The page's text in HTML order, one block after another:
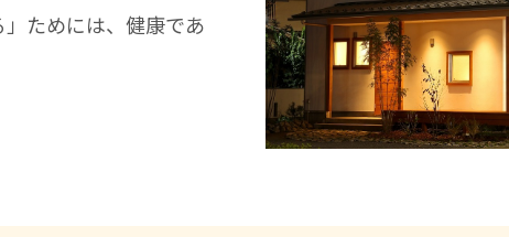
ためには、健康であ